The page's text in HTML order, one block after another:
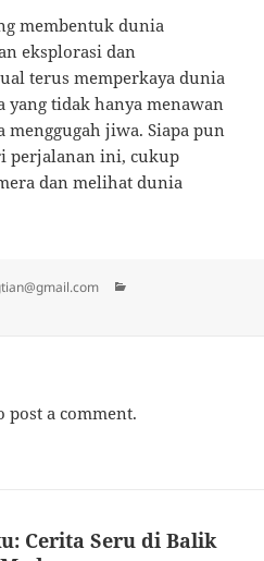
membentuk dunia
eksplorasi dan
terus memperkaya dunia
yang tidak hanya menawan
menggugah jiwa. Siapa pun
perjalanan ini, cukup
dan melihat dunia
post a comment.
Cerita Seru di Balik